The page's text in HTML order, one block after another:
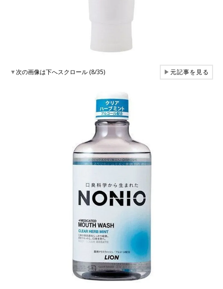
▼次の画像は下へスクロール (8/35) ▶元記事を見る